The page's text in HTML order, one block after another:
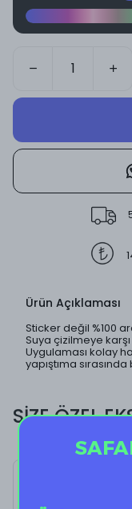
Ürün Açıklaması
Sticker değil %100
Suya çizilmeye karşı
Uygulaması kolay
yapıştıma
SİZE ÖZEL